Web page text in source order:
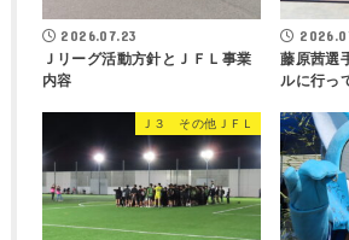
2026.07.23
Ｊリーグ活動方針とＪＦＬ事業
内容
藤原茜選
ルに行っ
Ｊ３ その他ＪＦＬ